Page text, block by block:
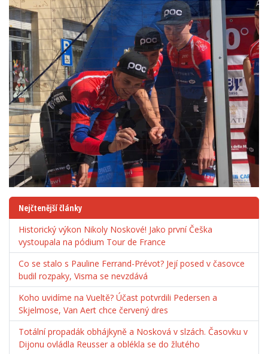
Nejčtenější články
Historický výkon Nikoly Noskové! Jako první Češka
vystoupala na pódium Tour de France
Co se stalo s Pauline Ferrand-Prévot? Její posed v časovce
budil rozpaky, Visma se nevzdává
Koho uvidíme na Vueltě? Účast potvrdili Pedersen a
Skjelmose, Van Aert chce červený dres
Totální propadák obhájkyně a Nosková v slzách. Časovku v
Dijonu ovládla Reusser a oblékla se do žlutého